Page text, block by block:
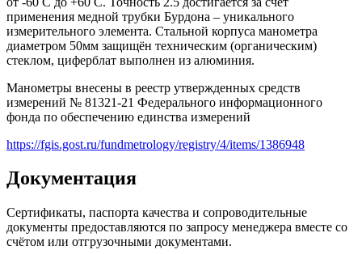
применения медной трубки Бурдона – уникального
измерительного элемента. Стальной корпуса манометра
диаметром 50мм защищён техническим (органическим)
стеклом, циферблат выполнен из алюминия.
Манометры внесены в реестр утвержденных средств
измерений № 81321-21 Федерального информационного
фонда по обеспечению единства измерений
https://fgis.gost.ru/fundmetrology/registry/4/items/1386948
Документация
Сертификаты, паспорта качества и сопроводительные
документы предоставляются по запросу менеджера вместе со
счётом или отгрузочными документами.